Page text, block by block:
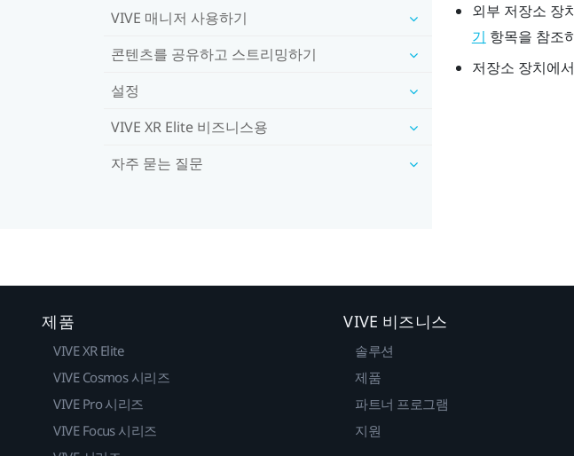
VIVE 매니저 사용하기
콘텐츠를 공유하고 스트리밍하기
설정
VIVE XR Elite 비즈니스용
자주 묻는 질문
외부 저장소 장
기
항목을 참조
저장소 장치에
제품
VIVE XR Elite
VIVE Cosmos 시리즈
VIVE Pro 시리즈
VIVE Focus 시리즈
VIVE 비즈니스
솔루션
제품
파트너 프로그램
지원